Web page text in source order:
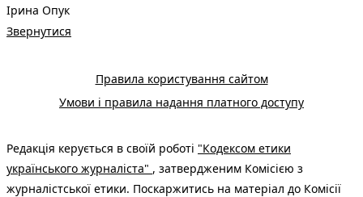
Ірина Опук
Звернутися
Правила користування сайтом
Умови і правила надання платного доступу
Редакція керується в своїй роботі "Кодексом етики
українського журналіста" , затвердженим Комісією з
журналістської етики. Поскаржитись на матеріал до Комісії